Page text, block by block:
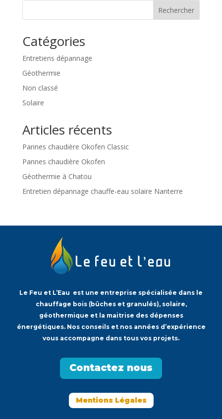
Rechercher
Catégories
Entretiens dépannage
Géothermie
Non classé
Solaire
Articles récents
Pannes chaudière Okofen Classic
Pannes chaudière Okofen
Géothermie à Chatou
Entretien dépannage chauffe-eau solaire Nanterre
Le Feu et L’Eau est une entreprise spécialisée dans le
chauffage bois (bûches et granulés), solaire,
géothermique et la maitrise des dépenses
énergétiques. Nos conseils et nos années d’expérience
vous accompagne dans tous vos projets.
Contactez nous
Mentions Légales